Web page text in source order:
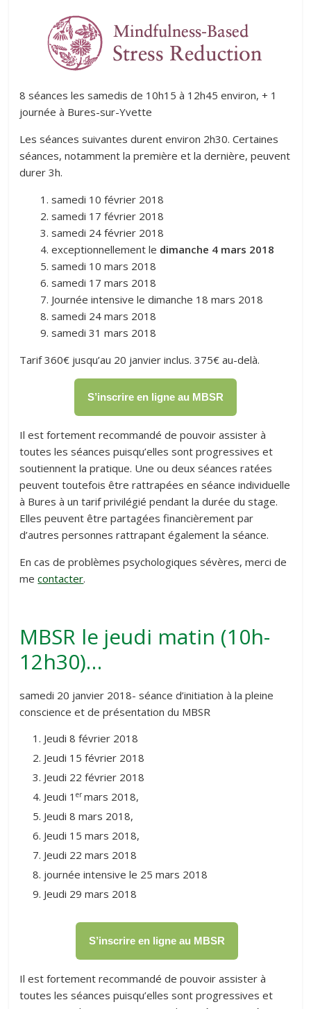
8 séances les samedis de 10h15 à 12h45 environ, + 1
journée à Bures-sur-Yvette
Les séances suivantes durent environ 2h30. Certaines
séances, notamment la première et la dernière, peuvent
durer 3h.
1. samedi 10 février 2018
2. samedi 17 février 2018
3. samedi 24 février 2018
4. exceptionnellement le dimanche 4 mars 2018
5. samedi 10 mars 2018
6. samedi 17 mars 2018
7. Journée intensive le dimanche 18 mars 2018
8. samedi 24 mars 2018
9. samedi 31 mars 2018
Tarif 360€ jusqu’au 20 janvier inclus. 375€ au-delà.
S’inscrire en ligne au MBSR
Il est fortement recommandé de pouvoir assister à
toutes les séances puisqu’elles sont progressives et
soutiennent la pratique. Une ou deux séances ratées
peuvent toutefois être rattrapées en séance individuelle
à Bures à un tarif privilégié pendant la durée du stage.
Elles peuvent être partagées financièrement par
d’autres personnes rattrapant également la séance.
En cas de problèmes psychologiques sévères, merci de
mecontacter.
MBSR le jeudi matin (10h-
12h30)…
samedi 20 janvier 2018- séance d’initiation à la pleine
conscience et de présentation du MBSR
Jeudi 8 février 2018
Jeudi 15 février 2018
Jeudi 22 février 2018
Jeudi 1ermars 2018,
Jeudi 8 mars 2018,
Jeudi 15 mars 2018,
Jeudi 22 mars 2018
journée intensive le 25 mars 2018
Jeudi 29 mars 2018
S’inscrire en ligne au MBSR
Il est fortement recommandé de pouvoir assister à
toutes les séances puisqu’elles sont progressives et